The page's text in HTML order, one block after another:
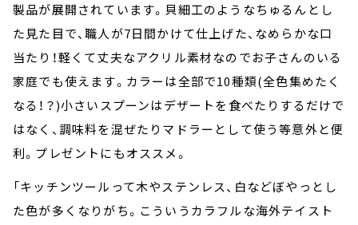
製品が展開されています。貝細工のようなちゅるんとし
た見た目で、職人が7日間かけて仕上げた、なめらかな口
当たり！軽くて丈夫なアクリル素材なのでお子さんのいる
家庭でも使えます。カラーは全部で10種類(全色集めたく
なる！？)小さいスプーンはデザートを食べたりするだけで
はなく、調味料を混ぜたりマドラーとして使う等意外と便
利。プレゼントにもオススメ。
「キッチンツールって木やステンレス、白などぼやっとし
た色が多くなりがち。こういうカラフルな海外テイスト